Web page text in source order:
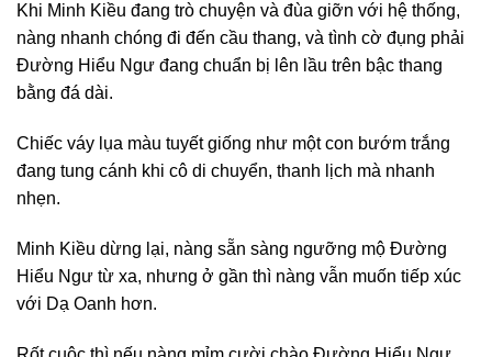
Khi Minh Kiều đang trò chuyện và đùa giỡn với hệ thống,
nàng nhanh chóng đi đến cầu thang, và tình cờ đụng phải
Đường Hiểu Ngư đang chuẩn bị lên lầu trên bậc thang
bằng đá dài.
Chiếc váy lụa màu tuyết giống như một con bướm trắng
đang tung cánh khi cô di chuyển, thanh lịch mà nhanh
nhẹn.
Minh Kiều dừng lại, nàng sẵn sàng ngưỡng mộ Đường
Hiểu Ngư từ xa, nhưng ở gần thì nàng vẫn muốn tiếp xúc
với Dạ Oanh hơn.